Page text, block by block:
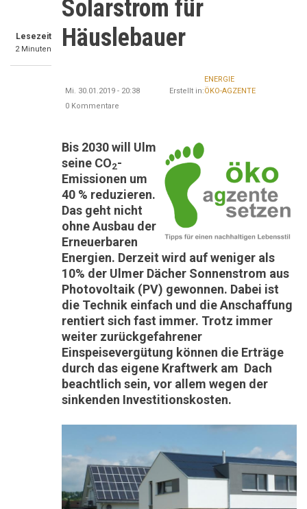
Lesezeit
2 Minuten
Solarstrom für
Häuslebauer
Mi. 30.01.2019 - 20:38 Erstellt in:
ENERGIE
ÖKO-AGZENTE
0 Kommentare
Bis 2030 will Ulm
seine CO2-
Emissionen um
40 % reduzieren.
Das geht nicht
ohne Ausbau der
Erneuerbaren
Energien. Derzeit wird auf weniger als
10% der Ulmer Dächer Sonnenstrom aus
Photovoltaik (PV) gewonnen. Dabei ist
die Technik einfach und die Anschaffung
rentiert sich fast immer. Trotz immer
weiter zurückgefahrener
Einspeisevergütung können die Erträge
durch das eigene Kraftwerk am Dach
beachtlich sein, vor allem wegen der
sinkenden Investitionskosten.